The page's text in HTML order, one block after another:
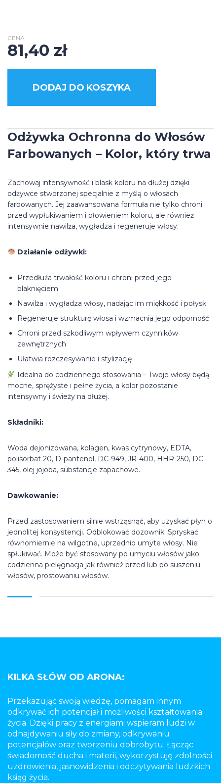
CENA
81,40 zł
DODAJ DO KOSZYKA
Odżywka Ochronna do Włosów
Farbowanych – Kolor, który trwa
Zachowaj intensywność i blask koloru na dłużej dzięki
odżywce stworzonej specjalnie z myślą o włosach
farbowanych. Jej zaawansowana formuła nie tylko chroni
przed wypłukiwaniem i płowieniem koloru, ale również
intensywnie nawilża, wygładza i regeneruje włosy.
Działanie odżywki:
Przedłuża trwałość koloru i chroni przed jego
blaknięciem
Nawilża i wygładza włosy, nadając im miękkość i połysk
Regeneruje strukturę włosa i wzmacnia jego odporność
Chroni przed szkodliwym wpływem czynników
zewnętrznych
Ułatwia rozczesywanie i stylizację
Idealna do codziennego stosowania – Twoje włosy będą
mocne, sprężyste i pełne życia, a kolor pozostanie
intensywny i świeży na dłużej.
Składniki:
Woda dejonizowana, kolagen, kwas cytrynowy, EDTA,
polisorbat 20, D-pantenol, DC-949, JR-400, HHR-250, DC-
345, olej jojoba, substancje zapachowe.
Dawkowanie:
Przed zastosowaniem silnie wstrząsnąć, aby uzyskać płyn o
jednolitej konsystencji. Odblokować dozownik. Spryskać
równomiernie na wilgotne, uprzednio umyte włosy. Nie
spłukiwać. Może być stosowany po umyciu włosów jako
codzienna pielęgnacja jak również przed lub po suszeniu
włosów, prostowaniu włosów.
KILKA SŁÓW OD ARONA:
Przekazując swoją wiedzę, pomagam innym
odkrywać ich potencjał i możliwości kształtowania
życia. Dzięki pracy z energiami wspieram ludzi w
odnajdywaniu siły do zmiany, odkrywaniu
potencjałów oraz tworzeniu dobrobytu. Łącząc
świadomość ducha i materii, wykorzystuję zdolności
uzdrowienia, jasnowidzenia i odczytywania ludzkich
ksiąg życia.